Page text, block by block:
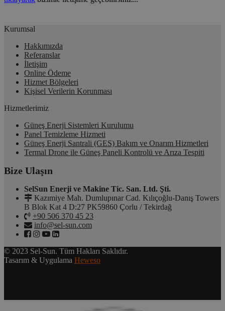
Kurumsal
Hakkımızda
Referanslar
İletişim
Online Ödeme
Hizmet Bölgeleri
Kişisel Verilerin Korunması
Hizmetlerimiz
Güneş Enerji Sistemleri Kurulumu
Panel Temizleme Hizmeti
Güneş Enerji Santrali (GES) Bakım ve Onarım Hizmetleri
Termal Drone ile Güneş Paneli Kontrolü ve Arıza Tespiti
Bize Ulaşın
SelSun Enerji ve Makine Tic. San. Ltd. Şti.
Kazımiye Mah. Dumlupınar Cad. Kılıçoğlu-Danış Towers
B Blok Kat 4 D:27 PK59860 Çorlu / Tekirdağ
+90 506 370 45 23
info@sel-sun.com
© 2023 Sel-Sun. Tüm Hakları Saklıdır.
Tasarım & Uygulama Heweso